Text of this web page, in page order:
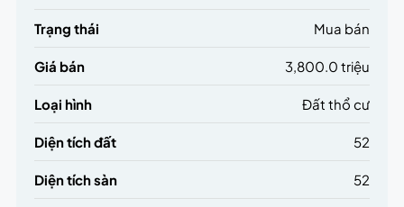
Trạng thái Mua bán
Giá bán 3,800.0 triệu
Loại hình Đất thổ cư
Diện tích đất 52
Diện tích sàn 52